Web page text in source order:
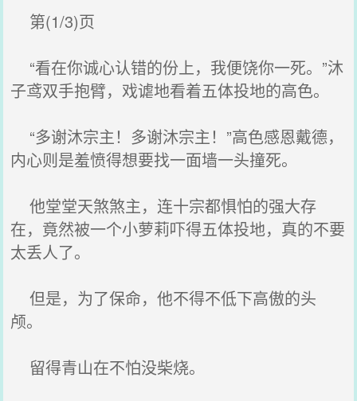
第(1/3)页
“看在你诚心认错的份上，我便饶你一死。”沐
子鸢双手抱臂，戏谑地看着五体投地的高色。
“多谢沐宗主！多谢沐宗主！”高色感恩戴德，
内心则是羞愤得想要找一面墙一头撞死。
他堂堂天煞煞主，连十宗都惧怕的强大存
在，竟然被一个小萝莉吓得五体投地，真的不要
太丢人了。
但是，为了保命，他不得不低下高傲的头
颅。
留得青山在不怕没柴烧。